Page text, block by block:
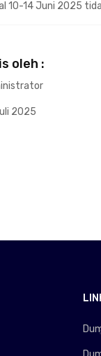
10-14 Juni 2025
oleh :
2025